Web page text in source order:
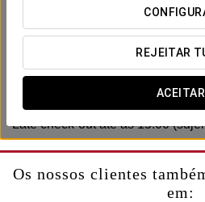
REJEITAR
ACEITAR
Venha celebrar o amor e
inesquecível.
Inclui:
-Bombons.
-Late check-out até às 15:00
Os nossos clientes
em: